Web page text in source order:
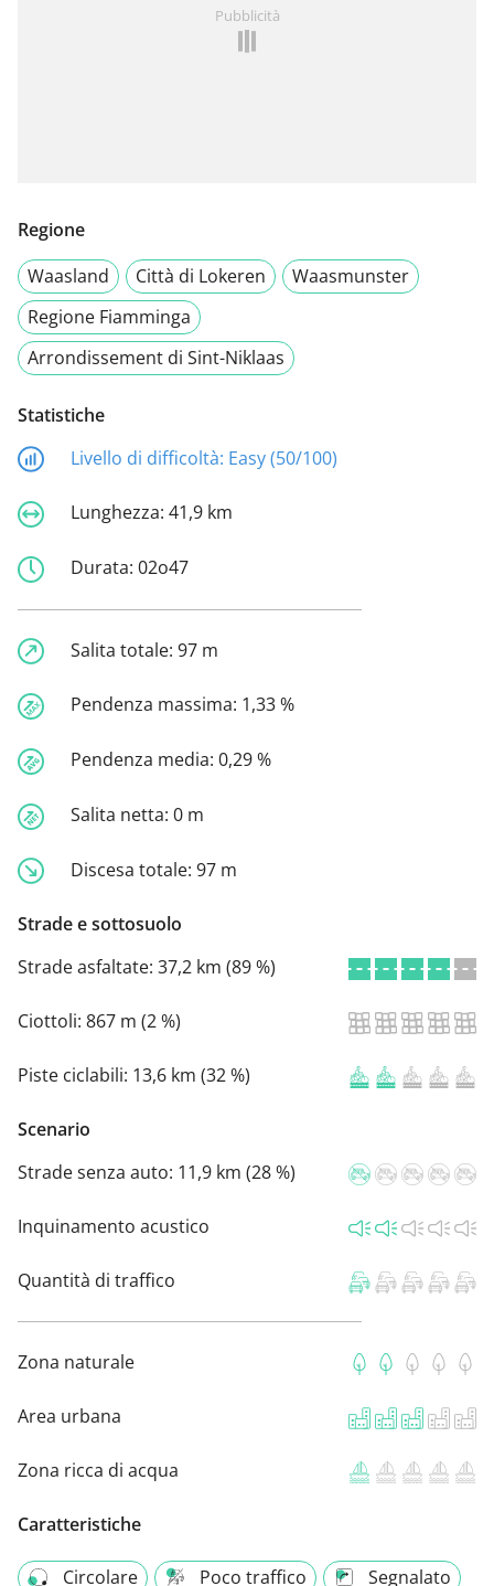
Pubblicità
Regione
Waasland
Città di Lokeren
Waasmunster
Regione Fiamminga
Arrondissement di Sint-Niklaas
Statistiche
Livello di difficoltà: Easy (50/100)
Lunghezza: 41,9 km
Durata: 02o47
Salita totale: 97 m
Pendenza massima: 1,33 %
Pendenza media: 0,29 %
Salita netta: 0 m
Discesa totale: 97 m
Strade e sottosuolo
Strade asfaltate: 37,2 km (89 %)
Ciottoli: 867 m (2 %)
Piste ciclabili: 13,6 km (32 %)
Scenario
Strade senza auto: 11,9 km (28 %)
Inquinamento acustico
Quantità di traffico
Zona naturale
Area urbana
Zona ricca di acqua
Caratteristiche
Circolare Poco traffico Segnalato